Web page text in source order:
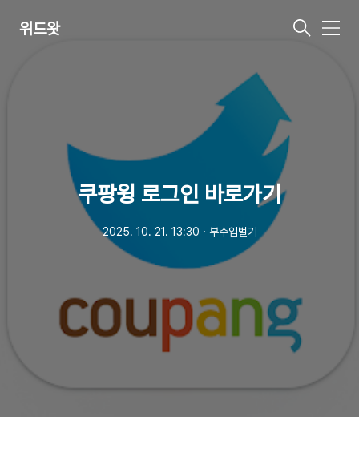
위드왓
메
쿠팡윙 로그인 바로가기
2025. 10. 21. 13:30 ㆍ 부수입벌기